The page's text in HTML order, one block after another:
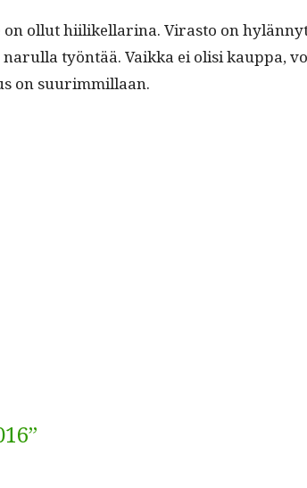
ollut hiilikel­la­r­i­na. Viras­to on
työn­tää. Vaik­ka ei olisi kaup­pa,
on suurimmillaan.